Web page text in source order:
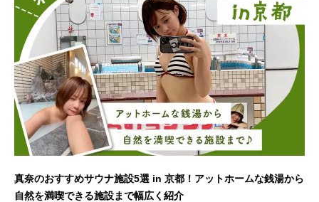
真奈のおすすめサウナ施設5選 in 京都！アットホームな銭湯から
自然を満喫できる施設まで幅広く紹介